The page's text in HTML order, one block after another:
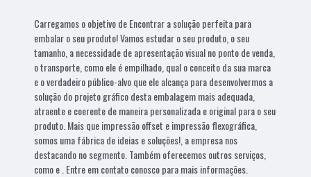
Carregamos o objetivo de Encontrar a solução perfeita para
embalar o seu produto! Vamos estudar o seu produto, o seu
tamanho, a necessidade de apresentação visual no ponto de venda,
o transporte, como ele é empilhado, qual o conceito da sua marca
e o verdadeiro público-alvo que ele alcança para desenvolvermos a
solução do projeto gráfico desta embalagem mais adequada,
atraente e coerente de maneira personalizada e original para o seu
produto. Mais que impressão offset e impressão flexográfica,
somos uma fábrica de ideias e soluções!, a empresa nos
destacando no segmento. Também oferecemos outros serviços,
como e . Entre em contato conosco para mais informações.